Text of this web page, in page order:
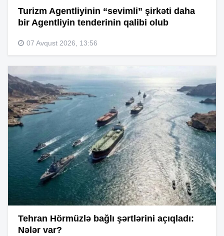
Turizm Agentliyinin “sevimli” şirkəti daha
bir Agentliyin tenderinin qalibi olub
07 Avqust 2026, 13:56
Tehran Hörmüzlə bağlı şərtlərini açıqladı:
Nələr var?